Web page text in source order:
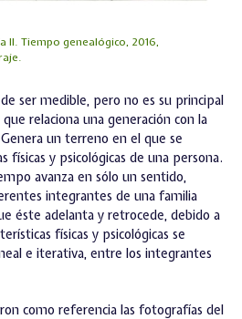
II. Tiempo genealógico, 2016,
ser medible, pero no es su principal
relaciona una generación con la
un terreno en el que se
físicas y psicológicas de una persona.
avanza en sólo un sentido,
integrantes de una familia
éste adelanta y retrocede, debido a
físicas y psicológicas se
e iterativa, entre los integrantes
como referencia las fotografías del